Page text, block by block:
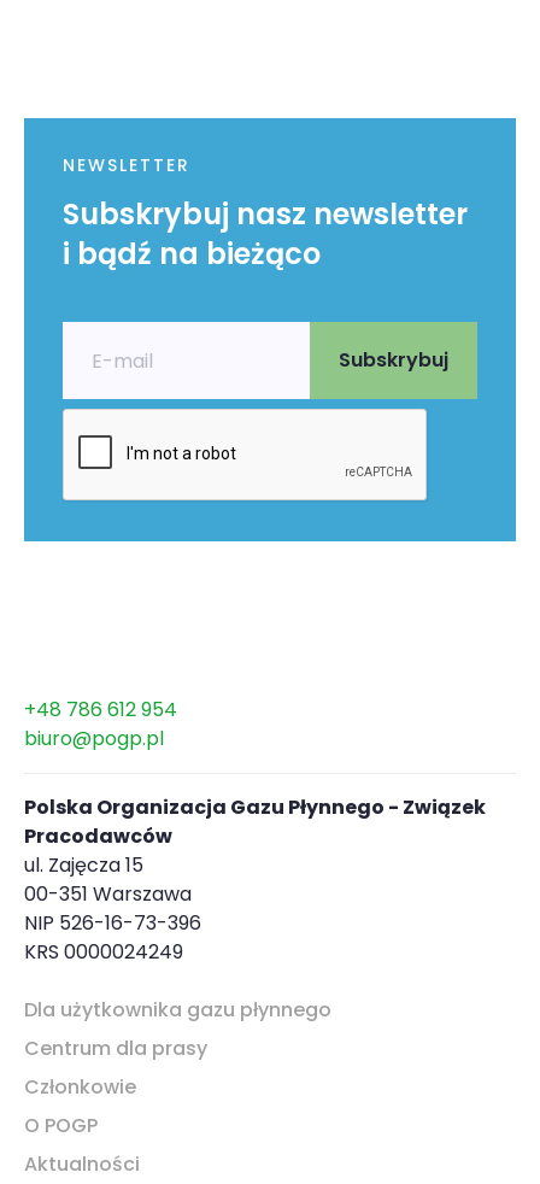
NEWSLETTER
Subskrybuj nasz newsletter
i bądź na bieżąco
+48 786 612 954
biuro@pogp.pl
Polska Organizacja Gazu Płynnego - Związek
Pracodawców
ul. Zajęcza 15
00-351 Warszawa
NIP 526-16-73-396
KRS 0000024249
Dla użytkownika gazu płynnego
Centrum dla prasy
Członkowie
O POGP
Aktualności